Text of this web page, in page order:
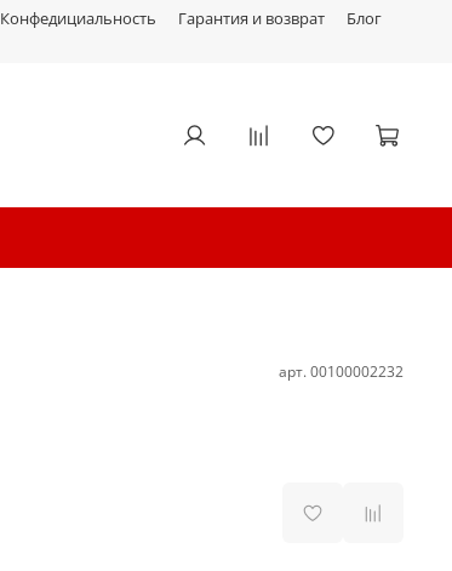
Конфедициальность Гарантия и возврат Блог
арт.00100002232